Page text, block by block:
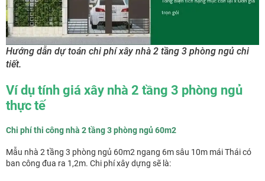
Hướng dẫn dự toán chi phí xây nhà 2 tầng 3 phòng ngủ chi
tiết.
Ví dụ tính giá xây nhà 2 tầng 3 phòng ngủ
thực tế
Chi phí thi công nhà 2 tầng 3 phòng ngủ 60m2
Mẫu nhà 2 tầng 3 phòng ngủ 60m2 ngang 6m sâu 10m mái Thái có
ban công đua ra 1,2m. Chi phí xây dựng sẽ là: